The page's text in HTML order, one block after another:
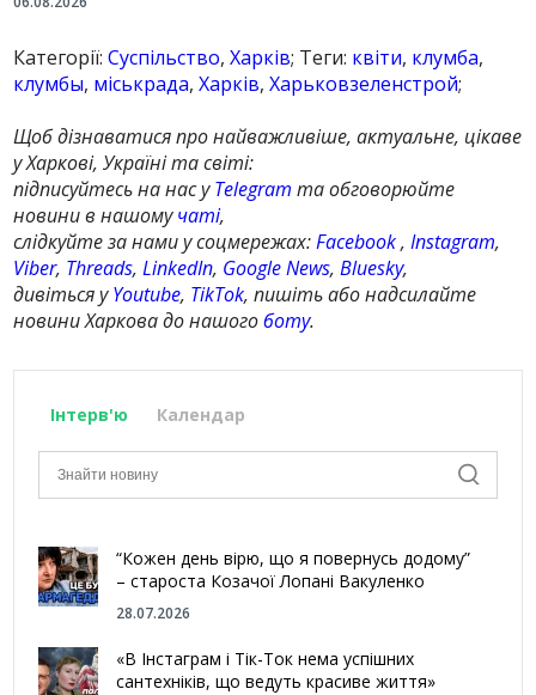
Категорії:Суспільство,Харків; Теги: квіти, клумба,
клумбы, міськрада,Харків,Харьковзеленстрой;
Щоб дізнаватися про найважливіше, актуальне, цікаве
у Харкові, Україні та світі:
підписуйтесь на нас уTelegram та обговорюйте
новини в нашомучаті,
слідкуйте за нами у соцмережах:Facebook,Instagram,
Viber, Threads,LinkedIn, Google News,Bluesky,
дивіться уYoutube, TikTok, пишіть або надсилайте
новини Харкова до нашогоботу.
Інтерв'ю Календар
“Кожен день вірю, що я повернусь додому”
– староста Козачої Лопані Вакуленко
28.07.2026
«В Інстаграм і Тік-Ток нема успішних
сантехніків, що ведуть красиве життя»